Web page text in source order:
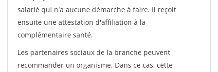
salarié qui n'a aucune démarche à faire. Il reçoit
ensuite une attestation d'affiliation à la
complémentaire santé.
Les partenaires sociaux de la branche peuvent
recommander un organisme. Dans ce cas, cette